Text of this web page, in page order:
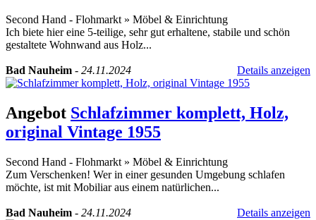
Second Hand - Flohmarkt » Möbel & Einrichtung
Ich biete hier eine 5-teilige, sehr gut erhaltene, stabile und schön
gestaltete Wohnwand aus Holz...
Bad Nauheim - 24.11.2024 Details anzeigen
Angebot Schlafzimmer komplett, Holz,
original Vintage 1955
Second Hand - Flohmarkt » Möbel & Einrichtung
Zum Verschenken! Wer in einer gesunden Umgebung schlafen
möchte, ist mit Mobiliar aus einem natürlichen...
Bad Nauheim - 24.11.2024 Details anzeigen